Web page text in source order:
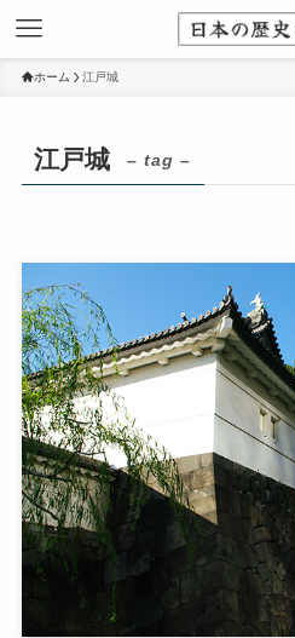
ホーム 江戸城
江戸城 – tag –